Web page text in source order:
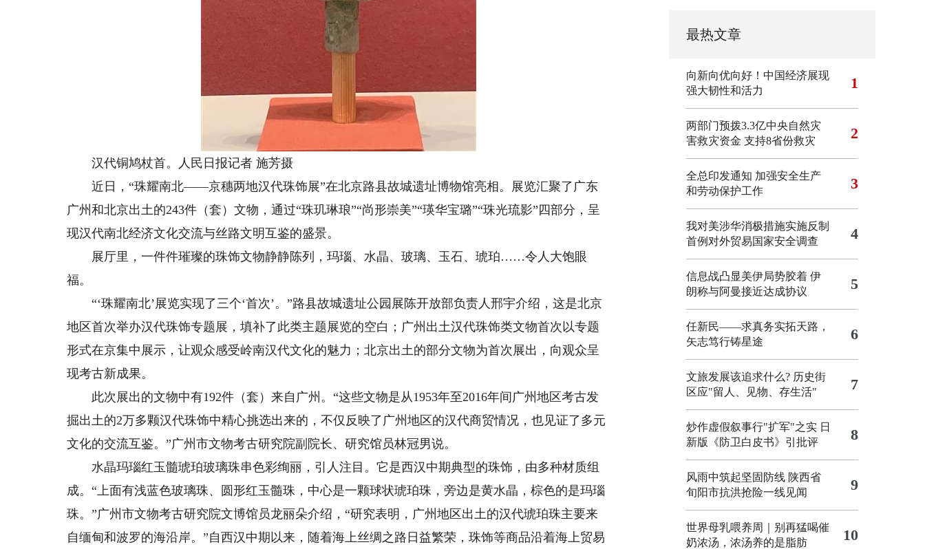
汉代铜鸠杖首。人民日报记者 施芳摄
近日，“珠耀南北——京穗两地汉代珠饰展”在北京路县故城遗址博物馆亮相。展览汇聚了广东
广州和北京出土的243件（套）文物，通过“珠玑琳琅”“尚形崇美”“瑛华宝璐”“珠光琉影”四部分，呈
现汉代南北经济文化交流与丝路文明互鉴的盛景。
展厅里，一件件璀璨的珠饰文物静静陈列，玛瑙、水晶、玻璃、玉石、琥珀……令人大饱眼
福。
“‘珠耀南北’展览实现了三个‘首次’。”路县故城遗址公园展陈开放部负责人邢宇介绍，这是北京
地区首次举办汉代珠饰专题展，填补了此类主题展览的空白；广州出土汉代珠饰类文物首次以专题
形式在京集中展示，让观众感受岭南汉代文化的魅力；北京出土的部分文物为首次展出，向观众呈
现考古新成果。
此次展出的文物中有192件（套）来自广州。“这些文物是从1953年至2016年间广州地区考古发
掘出土的2万多颗汉代珠饰中精心挑选出来的，不仅反映了广州地区的汉代商贸情况，也见证了多元
文化的交流互鉴。”广州市文物考古研究院副院长、研究馆员林冠男说。
水晶玛瑙红玉髓琥珀玻璃珠串色彩绚丽，引人注目。它是西汉中期典型的珠饰，由多种材质组
成。“上面有浅蓝色玻璃珠、圆形红玉髓珠，中心是一颗球状琥珀珠，旁边是黄水晶，棕色的是玛瑙
珠。”广州市文物考古研究院文博馆员龙丽朵介绍，“研究表明，广州地区出土的汉代琥珀珠主要来
自缅甸和波罗的海沿岸。”自西汉中期以来，随着海上丝绸之路日益繁荣，珠饰等商品沿着海上贸易
最热文章
向新向优向好！中国经济展现
强大韧性和活力
1
两部门预拨3.3亿中央自然灾
害救灾资金 支持8省份救灾
2
全总印发通知 加强安全生产
和劳动保护工作
3
我对美涉华消极措施实施反制
首例对外贸易国家安全调查
4
信息战凸显美伊局势胶着 伊
朗称与阿曼接近达成协议
5
任新民——求真务实拓天路，
矢志笃行铸星途
6
文旅发展该追求什么? 历史街
区应"留人、见物、存生活"
7
炒作虚假叙事行"扩军"之实 日
新版《防卫白皮书》引批评
8
风雨中筑起坚固防线 陕西省
旬阳市抗洪抢险一线见闻
9
世界母乳喂养周｜别再猛喝催
奶浓汤，浓汤养的是脂肪
10